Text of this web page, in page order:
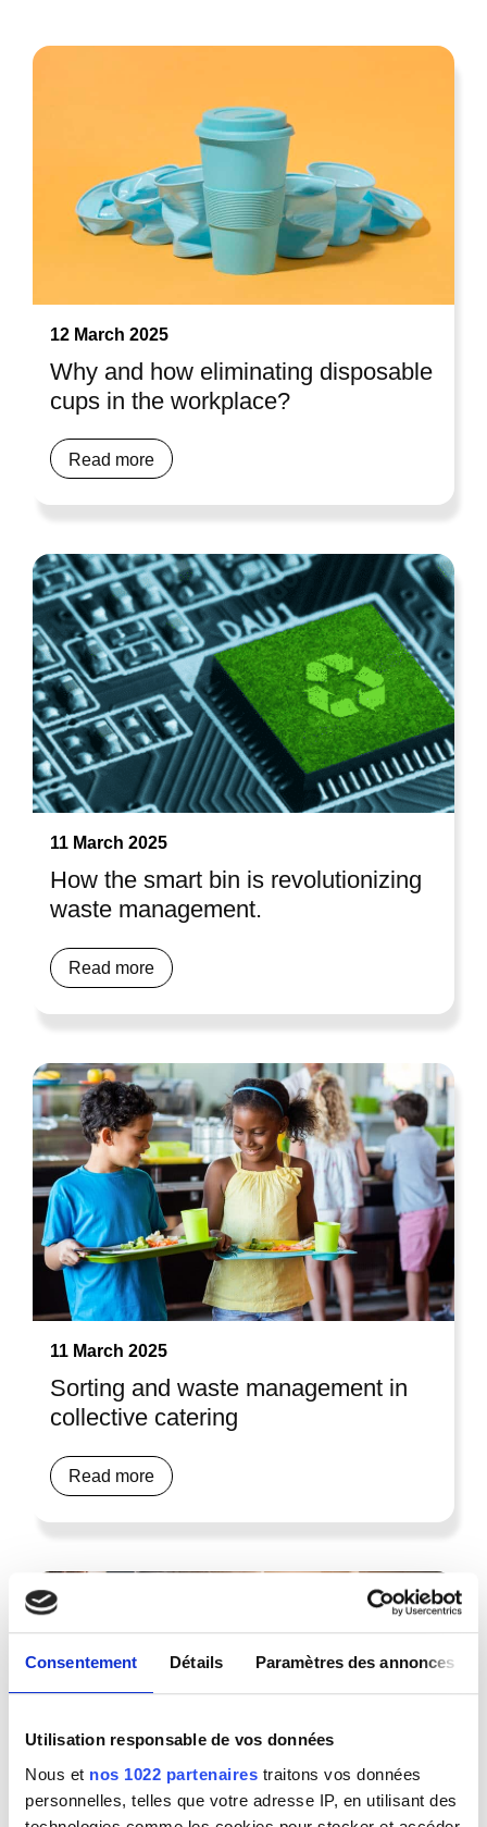
Consentement Détails Paramètres des annonces
Utilisation responsable de vos données
Nous et nos 1022 partenaires traitons vos données
personnelles, telles que votre adresse IP, en utilisant des
12 March 2025
Why and how eliminating disposable
cups in the workplace?
Read more
11 March 2025
How the smart bin is revolutionizing
waste management.
Read more
11 March 2025
Sorting and waste management in
collective catering
Read more